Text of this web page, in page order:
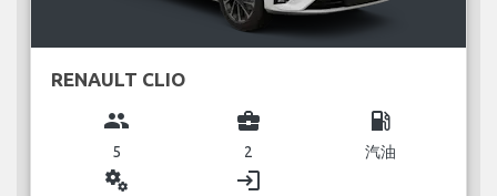
RENAULT CLIO
group
5
business_center
2
local_gas_station
汽油
miscellaneous_services login